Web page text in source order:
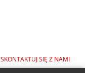
SKONTAKTUJ SIĘ Z NAMI